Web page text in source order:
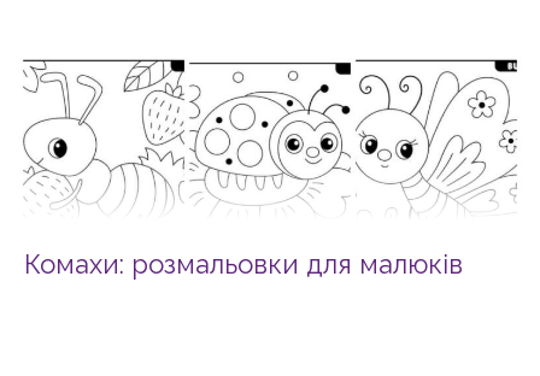
Комахи: розмальовки для малюків